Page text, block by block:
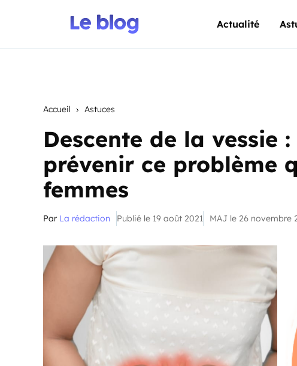
Actualité
Accueil Astuces
Descente de la vessie
prévenir ce problème
femmes
Par La rédaction Publié le 19 août 2021 MAJ le 26 novembre